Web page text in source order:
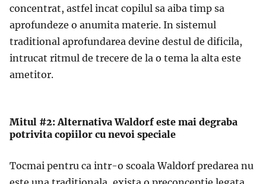
concentrat, astfel incat copilul sa aiba timp sa
aprofundeze o anumita materie. In sistemul
traditional aprofundarea devine destul de dificila,
intrucat ritmul de trecere de la o tema la alta este
ametitor.
Mitul #2: Alternativa Waldorf este mai degraba
potrivita copiilor cu nevoi speciale
Tocmai pentru ca intr-o scoala Waldorf predarea nu